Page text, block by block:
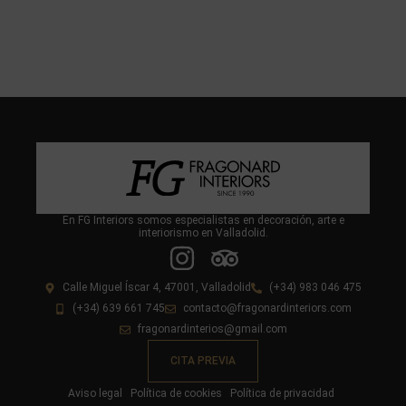
En FG Interiors somos especialistas en decoración, arte e
interiorismo en Valladolid.
Calle Miguel Íscar 4, 47001, Valladolid
(+34) 983 046 475
(+34) 639 661 745
contacto@fragonardinteriors.com
fragonardinterios@gmail.com
CITA PREVIA
Aviso legal Política de cookies Política de privacidad